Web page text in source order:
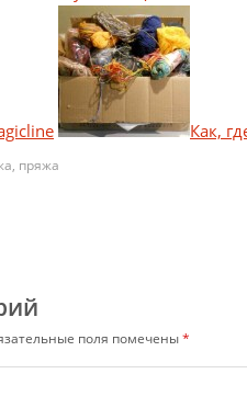
Как,
, пряжа
поля помечены*